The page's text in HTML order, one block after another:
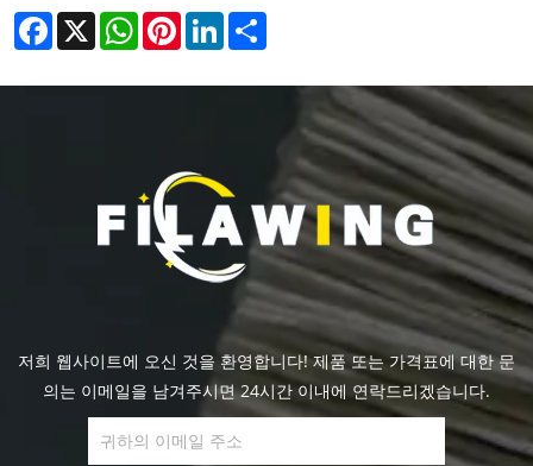
Facebook
X WhatsAppPinterestLinkedIn
저희 웹사이트에 오신 것을 환영합니다! 제품 또는 가격표에 대한 문
의는 이메일을 남겨주시면 24시간 이내에 연락드리겠습니다.